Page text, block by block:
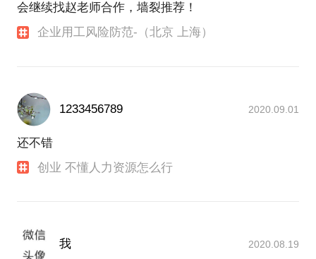
会继续找赵老师合作，墙裂推荐！
企业用工风险防范-（北京 上海）
1233456789 2020.09.01
还不错
创业 不懂人力资源怎么行
我 2020.08.19